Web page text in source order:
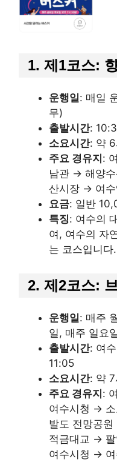
1. 제1코스:
운행일: 매일
무)
출발시간:
소요시간: 약
주요 경유지 :
남관 → 해양
산시장 → 여수
요금: 일반
특징: 여수의
여, 여수의 자
는 코스입니다.
2. 제2코스:
운행일: 매주
일, 매주 일요
출발시간: 여
11:05
소요시간: 약 7
주요 경유지:
여수시청 →
발도 전망공
적금대교 →
여수시청 → 여